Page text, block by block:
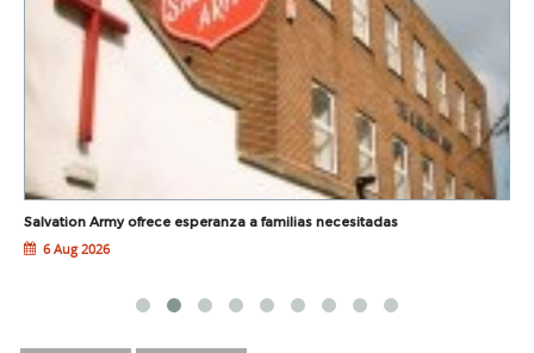
Salvation Army ofrece esperanza a familias necesitadas
6 Aug 2026